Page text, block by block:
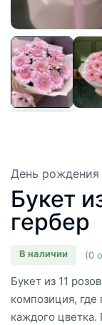
День рождения
Букет
гербер
В наличии (0
Букет из 11
композиция, где
каждого